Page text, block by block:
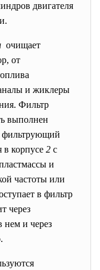
двигателя
очищает
от
и жиклеры
Фильтр
выполнен
в корпусе 2 с
и
частоты или
в фильтр
через
нем и через